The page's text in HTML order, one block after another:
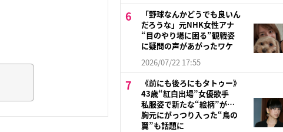
「野球なんかどうでも良いん
だろうな」元NHK女性アナ
“目のやり場に困る”観戦姿
に疑問の声があがったワケ
2026/07/22 17:55
《前にも後ろにもタトゥー》
43歳“紅白出場”女優歌手
私服姿で新たな“絵柄”が…
胸元にがっつり入った“鳥の
翼”も話題に